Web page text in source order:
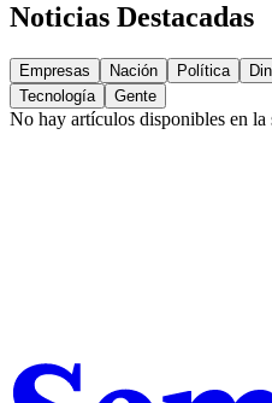
Noticias Destacadas
Empresas Nación Política
Tecnología
Gente
No hay artículos disponibles en la